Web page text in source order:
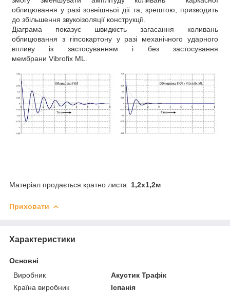
облицювання у разі зовнішньої дії та, зрештою, призводить
до збільшення звукоізоляції конструкції.
Діаграма показує швидкість загасання коливань
облицювання з гіпсокартону у разі механічного ударного
впливу із застосуванням і без застосування
мембрани Vibrofix ML.
Матеріал продається кратно листа: 1,2х1,2м
Приховати
Характеристики
Основні
Виробник
Акустик Трафік
Країна виробник
Іспанія